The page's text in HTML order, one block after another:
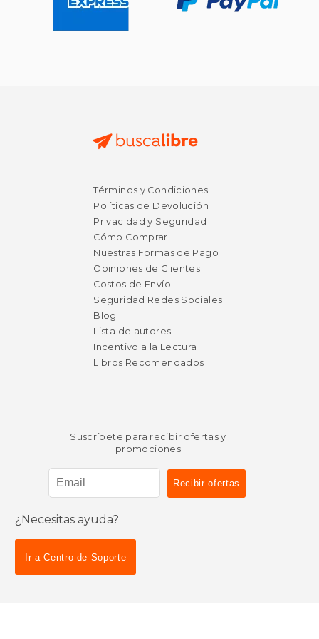
Términos y Condiciones
Políticas de Devolución
Privacidad y Seguridad
Cómo Comprar
Nuestras Formas de Pago
Opiniones de Clientes
Costos de Envío
Seguridad Redes Sociales
Blog
Lista de autores
Incentivo a la Lectura
Libros Recomendados
Suscríbete para recibir ofertas y
promociones
¿Necesitas ayuda?
Ir a Centro de Soporte